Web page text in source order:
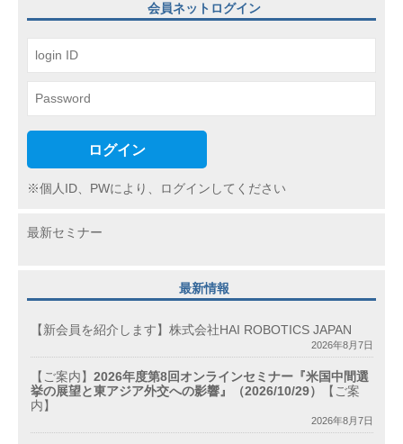
ン
会員ネットログイン
ログイン
※個人ID、PWにより、ログインしてください
最新セミナー
最新情報
【新会員を紹介します】株式会社HAI ROBOTICS JAPAN
2026年8月7日
【ご案内】 2026年度第8回オンラインセミナー『米国中間選
挙の展望と東アジア外交への影響』（2026/10/29）
【ご案
内】
2026年8月7日